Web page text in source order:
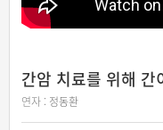
간암 치료를 위해
연자 : 정동환